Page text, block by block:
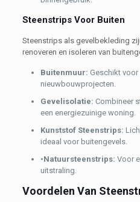
Steenstrips Voor Buiten
Steenstrips als gevelbekleding
renoveren en isoleren van
Buitenmuur: Geschikt voor
nieuwbouwprojecten.
Gevelisolatie: Combineer
een energiezuinige woning.
Kunststof Steenstrips:
ideaal voor buitengevels.
•Natuursteenstrips: Voor
uitstraling.
Voordelen Van